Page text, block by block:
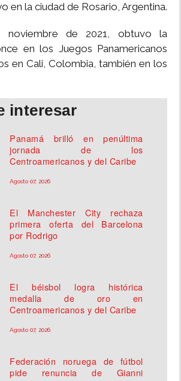
en la ciudad de Rosario, Argentina.
noviembre de 2021, obtuvo la
en los Juegos Panamericanos
en Cali, Colombia, también en los
interesar
Panamá brilló en penúltima
jornada de los
Centroamericanos y del Caribe
Agosto 07, 2026
El Manchester City rechaza
primera oferta del Barcelona
por Rodrigo
Agosto 07, 2026
El béisbol logra histórica
medalla de oro en
Centroamericanos y del Caribe
Agosto 07, 2026
Federación noruega de fútbol
pide renuncia de Gianni